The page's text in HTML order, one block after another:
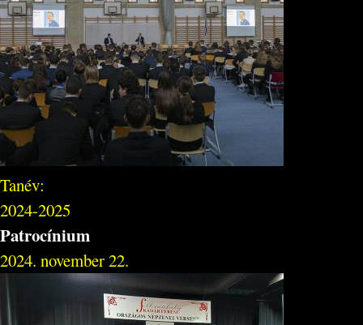
Tanév:
2024-2025
Patrocínium
2024. november 22.